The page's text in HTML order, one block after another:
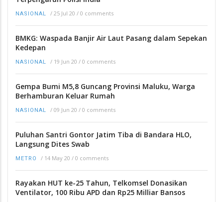
NASIONAL / 25 Jul 20 / 0 comments
BMKG: Waspada Banjir Air Laut Pasang dalam Sepekan
Kedepan
NASIONAL / 19 Jun 20 / 0 comments
Gempa Bumi M5,8 Guncang Provinsi Maluku, Warga
Berhamburan Keluar Rumah
NASIONAL / 09 Jun 20 / 0 comments
Puluhan Santri Gontor Jatim Tiba di Bandara HLO,
Langsung Dites Swab
METRO / 14 May 20 / 0 comments
Rayakan HUT ke-25 Tahun, Telkomsel Donasikan
Ventilator, 100 Ribu APD dan Rp25 Milliar Bansos